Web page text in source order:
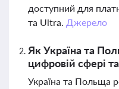
доступний для
та Ultra. Джерело
Як Україна та
цифровій сфері
Україна та Польща